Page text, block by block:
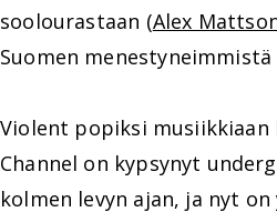
soolourastaan (Alex
Suomen
Violent popiksi musiikkiaan
Channel on kypsynyt
kolmen levyn ajan, ja nyt